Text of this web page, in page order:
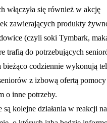
włączyła się również w akcję
zawierających produkty
(czyli soki Tymbark,
trafią do potrzebujących
bieżąco codziennie wykonują
z izbową ofertą
o inne potrzeby.
są kolejne działania w reakcji na